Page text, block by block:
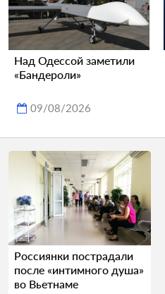
Над Одессой заметили
«Бандероли»
09/08/2026
Россиянки пострадали
после «интимного душа»
во Вьетнаме